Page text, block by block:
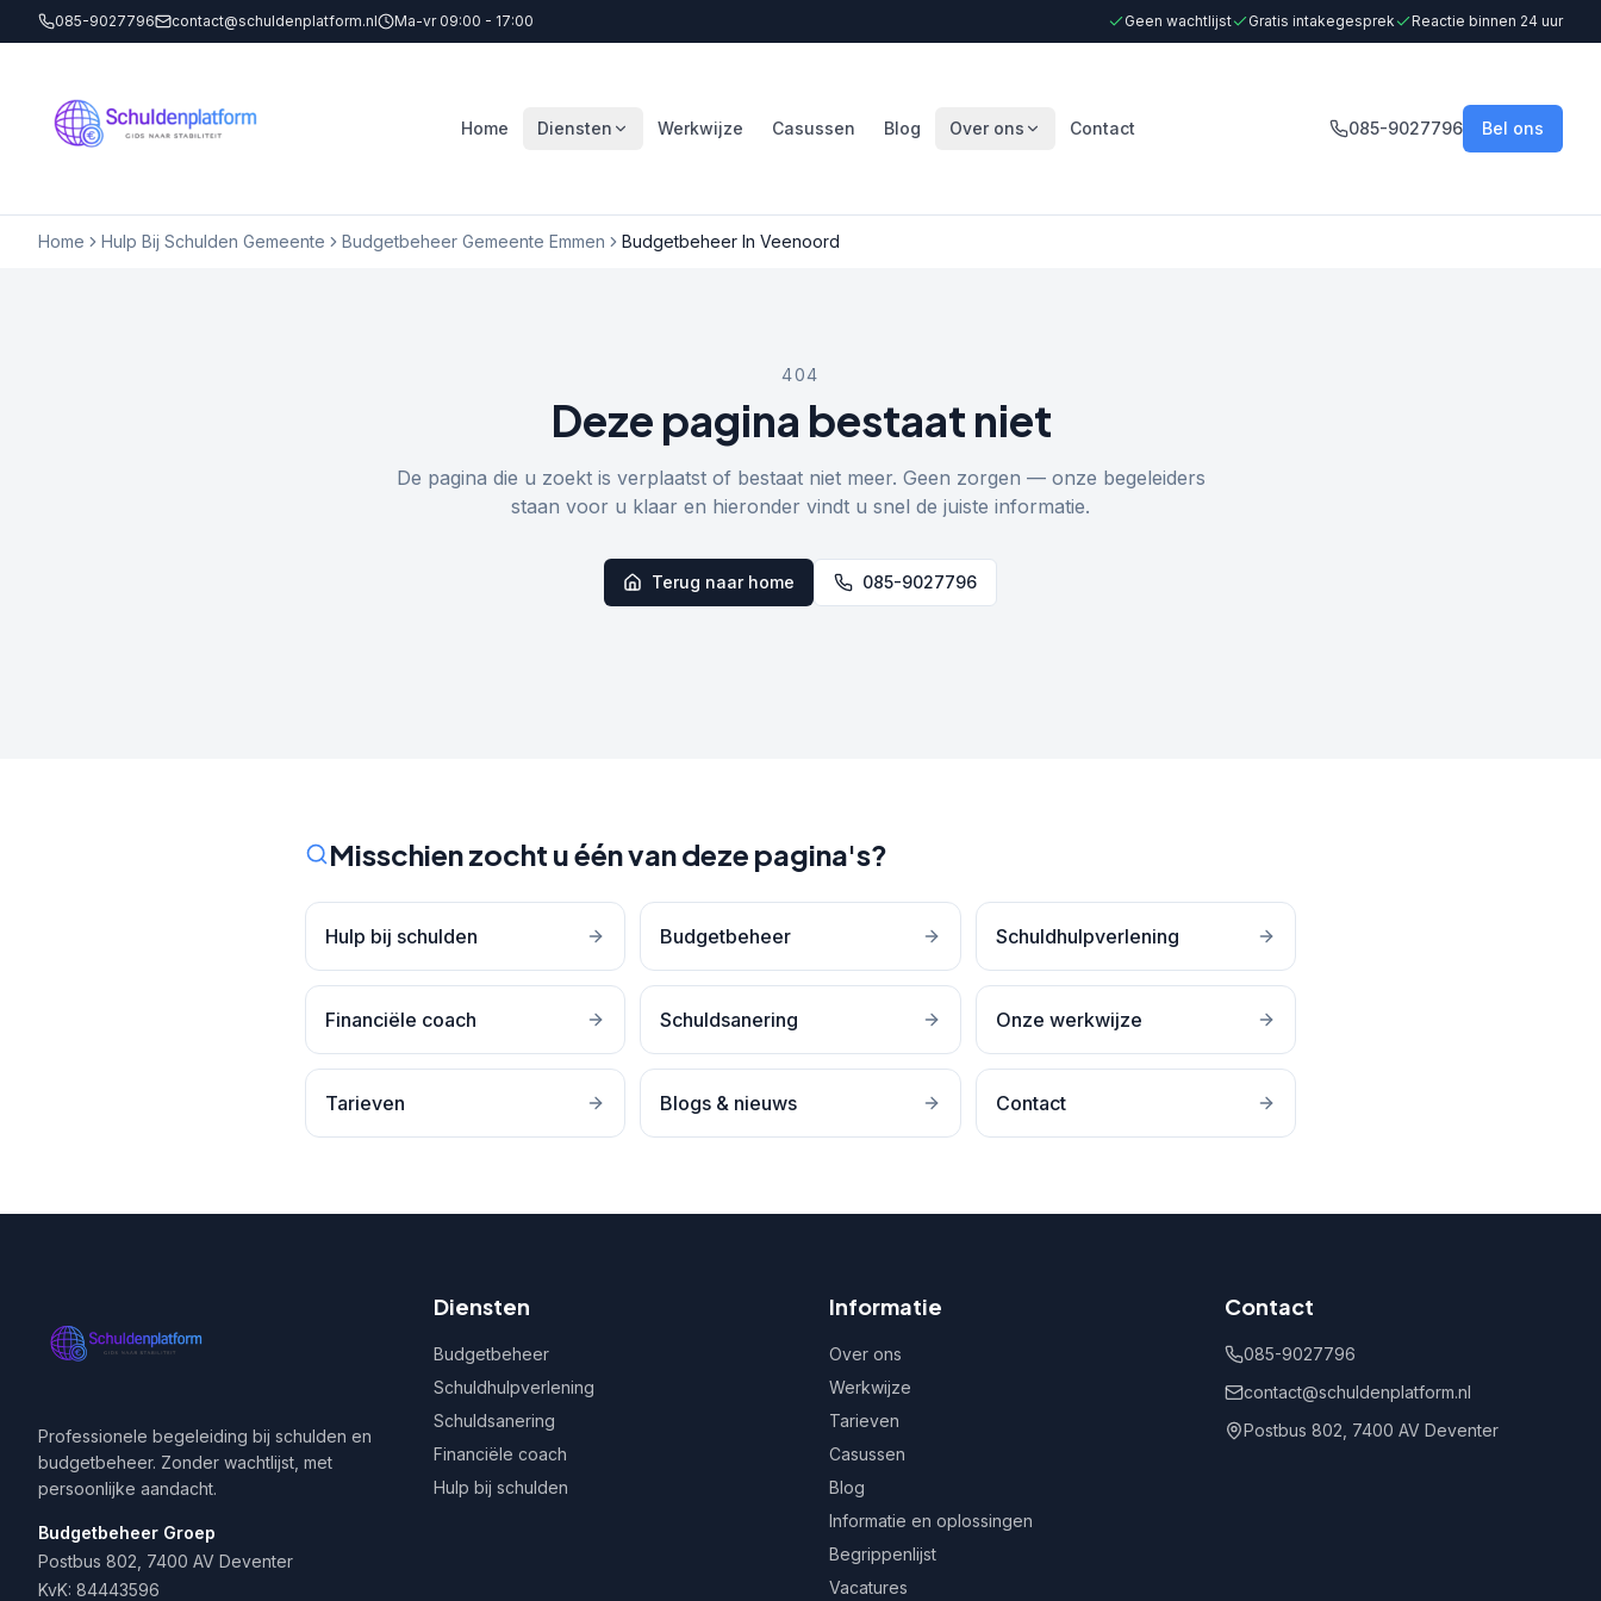
085-9027796 contact@schuldenplatform.nl Ma-vr 09:00 - 17:00 Geen wachtlijst Gratis intakegesprek Reactie binnen 24 uur
Home Diensten Werkwijze Casussen Blog Over ons Contact 085-9027796 Bel ons
Home Hulp Bij Schulden Gemeente Budgetbeheer Gemeente Emmen Budgetbeheer In Veenoord
404
Deze pagina bestaat niet
De pagina die u zoekt is verplaatst of bestaat niet meer. Geen zorgen — onze begeleiders
staan voor u klaar en hieronder vindt u snel de juiste informatie.
Terug naar home 085-9027796
Misschien zocht u één van deze pagina's?
Hulp bij schulden Budgetbeheer Schuldhulpverlening
Financiële coach Schuldsanering Onze werkwijze
Tarieven Blogs & nieuws Contact
Professionele begeleiding bij schulden en
budgetbeheer. Zonder wachtlijst, met
persoonlijke aandacht.
Budgetbeheer Groep
Postbus 802, 7400 AV Deventer
KvK: 84443596
Diensten
Budgetbeheer
Schuldhulpverlening
Schuldsanering
Financiële coach
Hulp bij schulden
Informatie
Over ons
Werkwijze
Tarieven
Casussen
Blog
Informatie en oplossingen
Begrippenlijst
Vacatures
Contact
085-9027796
contact@schuldenplatform.nl
Postbus 802, 7400 AV Deventer